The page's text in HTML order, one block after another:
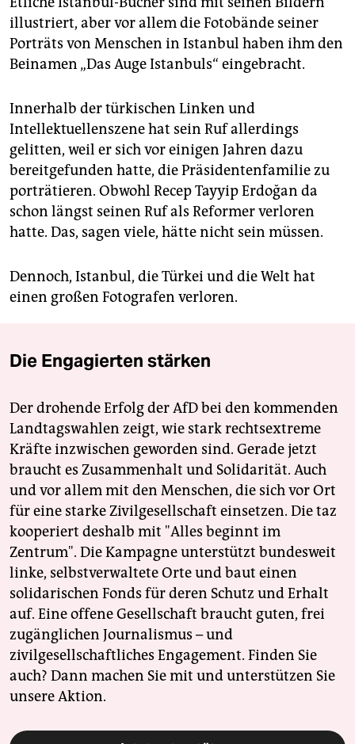
illustriert, aber vor allem die Fotobände seiner
Porträts von Menschen in Istanbul haben ihm den
Beinamen „Das Auge Istanbuls“ eingebracht.
Innerhalb der türkischen Linken und
Intellektuellenszene hat sein Ruf allerdings
gelitten, weil er sich vor einigen Jahren dazu
bereitgefunden hatte, die Präsidentenfamilie zu
porträtieren. Obwohl Recep Tayyip Erdoğan da
schon längst seinen Ruf als Reformer verloren
hatte. Das, sagen viele, hätte nicht sein müssen.
Dennoch, Istanbul, die Türkei und die Welt hat
einen großen Fotografen verloren.
Die Engagierten stärken
Der drohende Erfolg der AfD bei den kommenden
Landtagswahlen zeigt, wie stark rechtsextreme
Kräfte inzwischen geworden sind. Gerade jetzt
braucht es Zusammenhalt und Solidarität. Auch
und vor allem mit den Menschen, die sich vor Ort
für eine starke Zivilgesellschaft einsetzen. Die taz
kooperiert deshalb mit "Alles beginnt im
Zentrum". Die Kampagne unterstützt bundesweit
linke, selbstverwaltete Orte und baut einen
solidarischen Fonds für deren Schutz und Erhalt
auf. Eine offene Gesellschaft braucht guten, frei
zugänglichen Journalismus – und
zivilgesellschaftliches Engagement. Finden Sie
auch? Dann machen Sie mit und unterstützen Sie
unsere Aktion.